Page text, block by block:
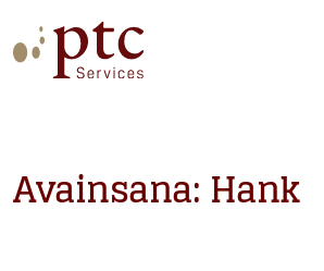
to
content
Avainsana: Hank